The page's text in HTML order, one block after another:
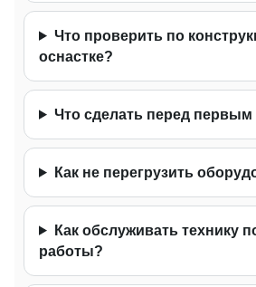
Что проверить по
оснастке?
Что сделать перед первым
Как не перегрузить
Как обслуживать технику
работы?